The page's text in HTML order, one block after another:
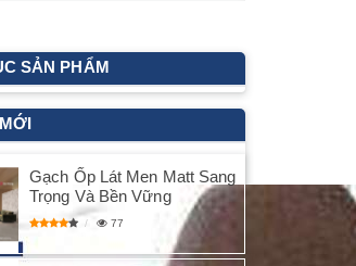
SẢN PHẨM
Gạch Ốp Lát Men Matt Sang
Trọng Và Bền Vững
77